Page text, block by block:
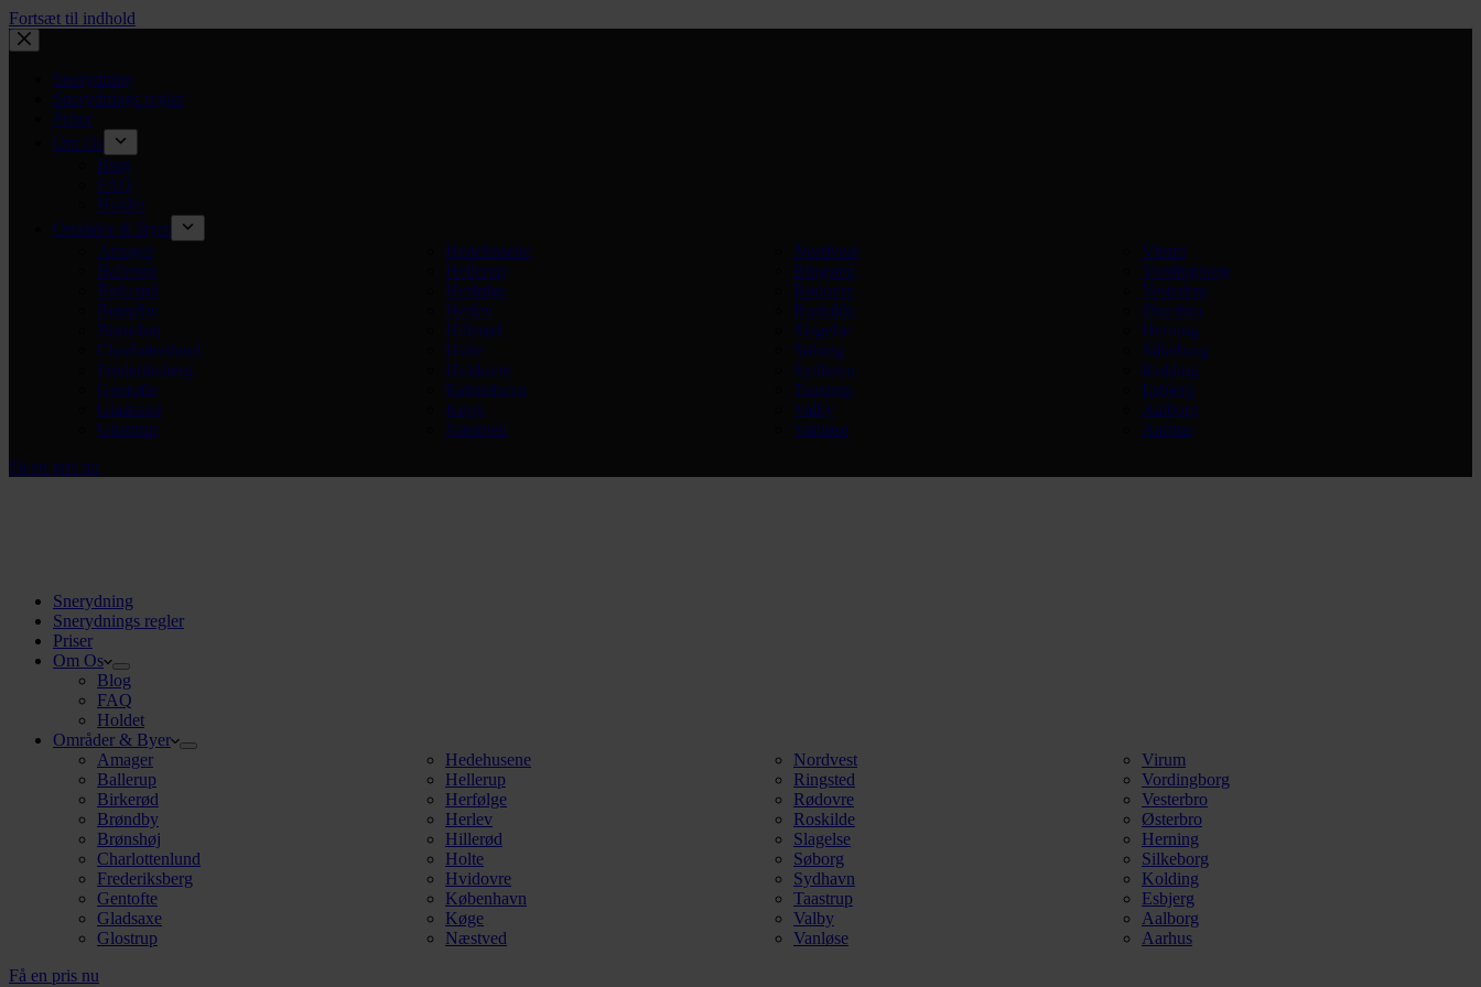
Fortsæt til indhold
Snerydning
Snerydnings regler
Priser
Om Os
Blog
FAQ
Holdet
Områder & Byer
Amager
Ballerup
Birkerød
Brøndby
Brønshøj
Charlottenlund
Frederiksberg
Gentofte
Gladsaxe
Glostrup
Hedehusene
Hellerup
Herfølge
Herlev
Hillerød
Holte
Hvidovre
København
Køge
Næstved
Nordvest
Ringsted
Rødovre
Roskilde
Slagelse
Søborg
Sydhavn
Taastrup
Valby
Vanløse
Virum
Vordingborg
Vesterbro
Østerbro
Herning
Silkeborg
Kolding
Esbjerg
Aalborg
Aarhus
Få en pris nu
Snerydning
Snerydnings regler
Priser
Om Os
Blog
FAQ
Holdet
Områder & Byer
Amager
Ballerup
Birkerød
Brøndby
Brønshøj
Charlottenlund
Frederiksberg
Gentofte
Gladsaxe
Glostrup
Hedehusene
Hellerup
Herfølge
Herlev
Hillerød
Holte
Hvidovre
København
Køge
Næstved
Nordvest
Ringsted
Rødovre
Roskilde
Slagelse
Søborg
Sydhavn
Taastrup
Valby
Vanløse
Virum
Vordingborg
Vesterbro
Østerbro
Herning
Silkeborg
Kolding
Esbjerg
Aalborg
Aarhus
Få en pris nu